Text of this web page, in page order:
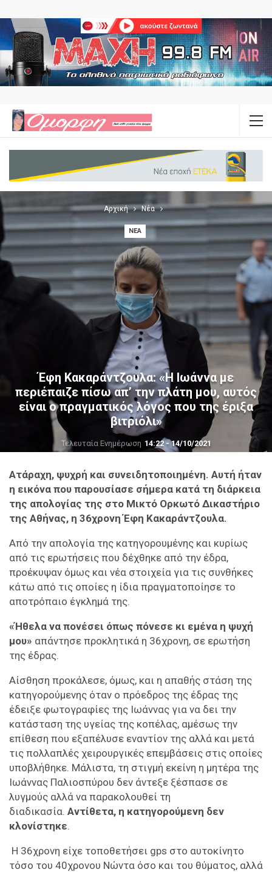
Αρχική Νέα
ΝΈΑ
Έφη Κακαράντζουλα: «Η Ιωάννα με
περιέπαιζε πίσω απ’ την πλάτη μου, αυτός
είναι ο πραγματικός λόγος που της έριξα
βιτριόλι»
Τελευταία Ενημέρωση 14:22 - 14/10/2021
Ατάραχη, ψυχρή και συνειδητοποιημένη. Αυτή ήταν
η εικόνα που παρουσίασε σήμερα κατά τη διάρκεια
της απολογίας της στο Μικτό Ορκωτό Δικαστήριο
της Αθήνας, η 36χρονη Έφη Κακαράντζουλα.
Από την απολογία της κατηγορουμένης και κυρίως
από τις ερωτήσεις που δέχθηκε από την έδρα,
προέκυψαν όμως και νέα στοιχεία για τις συνθήκες
κάτω από τις οποίες η ίδια πραγματοποίησε το
αποτρόπαιο έγκλημά της.
«Ήθελα να πονέσει όπως πόνεσε κι εμένα η ψυχή
μου» απάντησε προκλητικά η 36χρονη, σε ερωτήση
της έδρας.
Αίσθηση προκάλεσε, όμως, και η απαθής στάση της
κατηγορούμενης όταν ο πρόεδρος της έδρας της
έδειξε φωτογραφίες της Ιωάννας για να δει την
κατάσταση της υγείας της κοπέλας, αμέσως την
επίθεση που εξαπέλυσε εναντίον της αλλά και μετά
τις πολλαπλές χειρουργικές επεμβάσεις στις οποίες
υποβλήθηκε. Μάλιστα, τη στιγμή εκείνη η μητέρα της
Ιωάννας Παλιοσπύρου δεν άντεξε ξέσπασε σε
λυγμούς αλλά να παρακολουθεί τη
διαδικασία. Αντίθετα, η κατηγορούμενη δεν
κλονίστηκε.
Η 36χρονη είχε τοποθετήσει gps στο αυτοκίνητο
τόσο του 40χρονου Νώντα όσο και του θύματος, αλλά